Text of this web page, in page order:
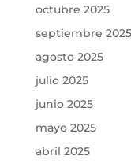
octubre 2025
septiembre 2025
agosto 2025
julio 2025
junio 2025
mayo 2025
abril 2025